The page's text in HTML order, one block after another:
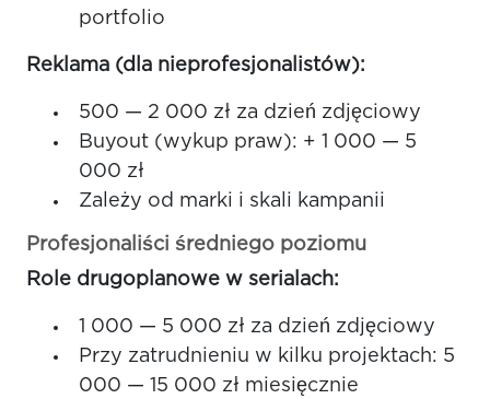
portfolio
Reklama (dla nieprofesjonalistów):
500 — 2 000 zł za dzień zdjęciowy
Buyout (wykup praw): + 1 000 — 5
000 zł
Zależy od marki i skali kampanii
Profesjonaliści średniego poziomu
Role drugoplanowe w serialach:
1 000 — 5 000 zł za dzień zdjęciowy
Przy zatrudnieniu w kilku projektach: 5
000 — 15 000 zł miesięcznie